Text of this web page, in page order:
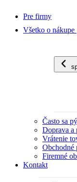
Pre firmy
Všetko o nákupe
Často sa
Doprava a
Vrátenie
Obchodné
Firemné
Kontakt